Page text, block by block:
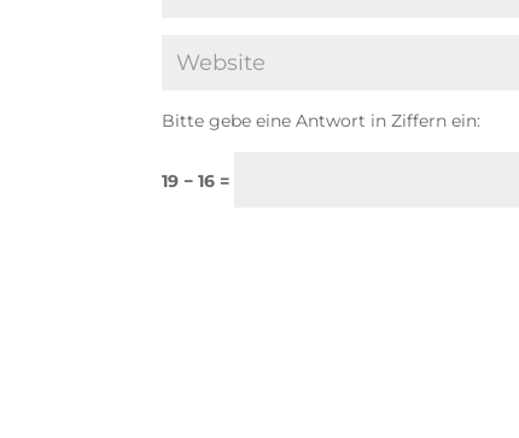
Bitte gebe eine Antwort in Ziffern ein:
19 − 16 =